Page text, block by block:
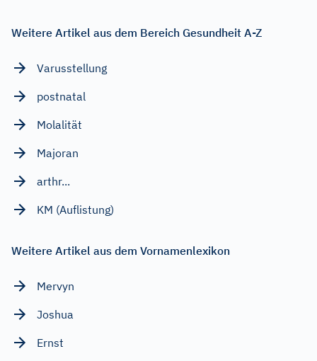
Weitere Artikel aus dem Bereich Gesundheit A-Z
Varusstellung
postnatal
Molalität
Majoran
arthr...
KM (Auflistung)
Weitere Artikel aus dem Vornamenlexikon
Mervyn
Joshua
Ernst